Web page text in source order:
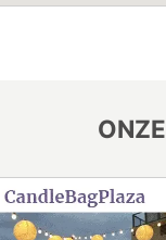
ONZE